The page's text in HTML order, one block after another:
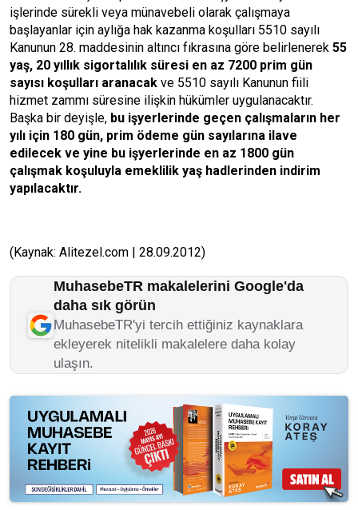
işlerinde sürekli veya münavebeli olarak çalışmaya
başlayanlar için aylığa hak kazanma koşulları 5510 sayılı
Kanunun 28. maddesinin altıncı fıkrasına göre belirlenerek 55
yaş, 20 yıllık sigortalılık süresi en az 7200 prim gün
sayısı koşulları aranacak ve 5510 sayılı Kanunun fiili
hizmet zammı süresine ilişkin hükümler uygulanacaktır.
Başka bir deyişle, bu işyerlerinde geçen çalışmaların her
yılı için 180 gün, prim ödeme gün sayılarına ilave
edilecek ve yine bu işyerlerinde en az 1800 gün
çalışmak koşuluyla emeklilik yaş hadlerinden indirim
yapılacaktır.
(Kaynak: Alitezel.com | 28.09.2012)
MuhasebeTR makalelerini Google'da
daha sık görün
MuhasebeTR'yi tercih ettiğiniz kaynaklara
ekleyerek nitelikli makalelere daha kolay
ulaşın.